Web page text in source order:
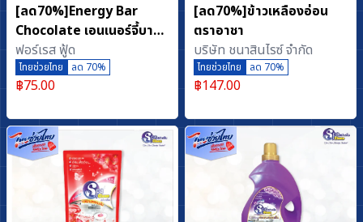
[ลด70%]Energy Bar
Chocolate เอนเนอร์จี้บาร์
รสช็อกโกแลต ธัญพืชอัด
แท่ง เพิ่มพลังงาน 50 g.
ฟอร์เรส ฟู้ด
ไทยช่วยไทย ลด 70%
฿75.00
[ลด70%]ข้าวเหลืองอ่อน
ตราอาชา
บริษัท ชนาสินไรซ์ จำกัด
ไทยช่วยไทย ลด 70%
฿147.00